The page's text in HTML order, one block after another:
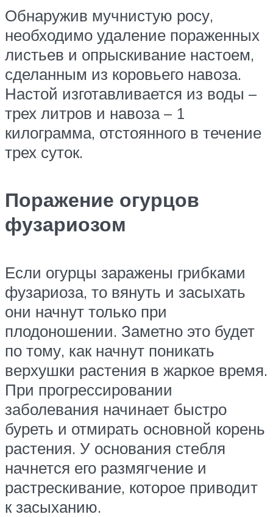
Обнаружив мучнистую росу,
необходимо удаление пораженных
листьев и опрыскивание настоем,
сделанным из коровьего навоза.
Настой изготавливается из воды –
трех литров и навоза – 1
килограмма, отстоянного в течение
трех суток.
Поражение огурцов
фузариозом
Если огурцы заражены грибками
фузариоза, то вянуть и засыхать
они начнут только при
плодоношении. Заметно это будет
по тому, как начнут поникать
верхушки растения в жаркое время.
При прогрессировании
заболевания начинает быстро
буреть и отмирать основной корень
растения. У основания стебля
начнется его размягчение и
растрескивание, которое приводит
к засыханию.